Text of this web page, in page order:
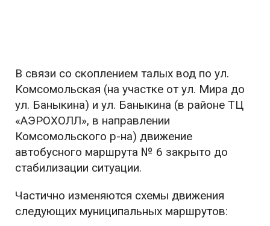
В связи со скоплением талых вод по ул.
Комсомольская (на участке от ул. Мира до
ул. Баныкина) и ул. Баныкина (в районе ТЦ
«АЭРОХОЛЛ», в направлении
Комсомольского р-на) движение
автобусного маршрута № 6 закрыто до
стабилизации ситуации.
Частично изменяются схемы движения
следующих муниципальных маршрутов: